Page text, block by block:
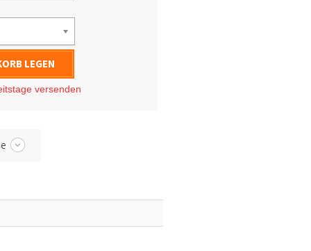
LEGEN
versenden